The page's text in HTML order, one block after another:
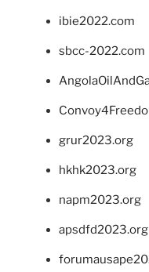
ibie2022.com
sbcc-2022.com
grur2023.org
hkhk2023.org
napm2023.org
apsdfd2023.org